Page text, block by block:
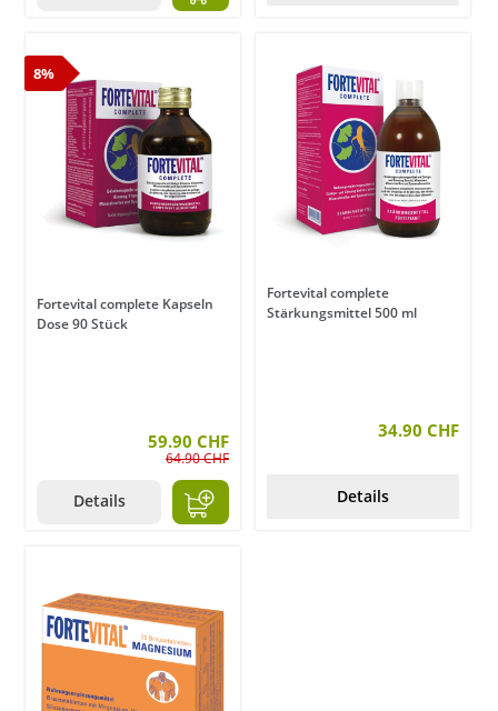
8%
Fortevital complete Kapseln
Dose 90 Stück
59.90 CHF
64.90 CHF
Details
Fortevital complete
Stärkungsmittel 500 ml
34.90 CHF
Details